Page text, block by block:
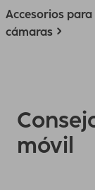
Accesorios para
cámaras
móvil